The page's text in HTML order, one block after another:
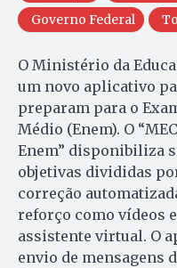
Governo Federal
O Ministério da
um novo aplicativo
preparam para o
Médio (Enem). O
Enem” disponibiliza
objetivas divididas
correção
reforço como vídeos
assistente virtual. O
envio de mensagens